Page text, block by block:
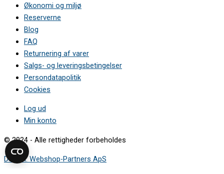
Økonomi og miljø
Reserverne
Blog
FAQ
Returnering af varer
Salgs- og leveringsbetingelser
Persondatapolitik
Cookies
Log ud
Min konto
© 2024 - Alle rettigheder forbeholdes
Design: Webshop-Partners ApS